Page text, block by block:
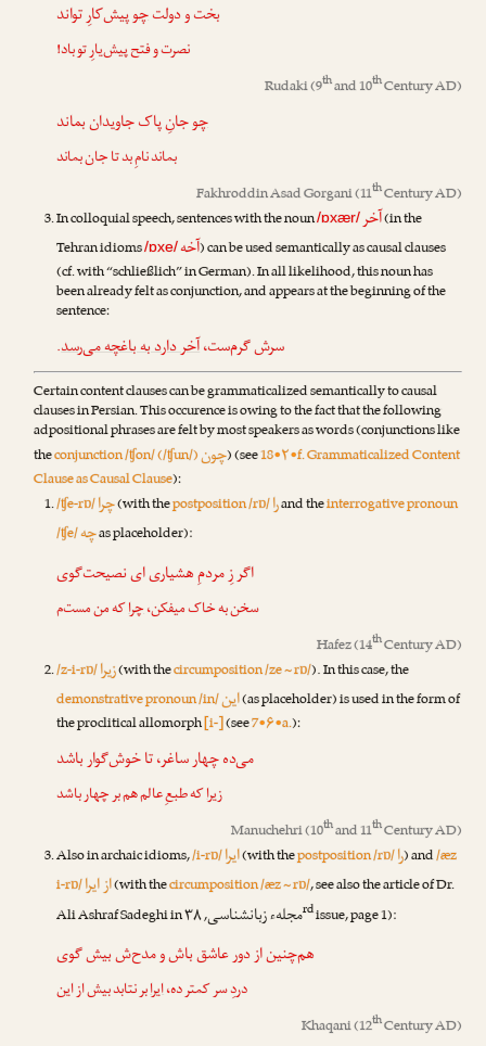
بخت و دولتچوپیش‌کارِ تواند
نصرت و فتح پیش‌یارِ تو باد!
Rudaki(9thand 10thCentury AD)
چوجانِ پاک جاویدان بماند
بماند نامِ بد تا جان بماند
Fakhroddin Asad Gorgani(11thCentury AD)
In colloquial speech, sentences with the noun/ɒxær/آخر(in the
Tehran idioms/ɒxe/آخه) can be used semantically as causal clauses
(cf. with “schließlich” in German). In all likelihood, this noun has
been already felt as conjunction, and appears at the beginning of the
sentence:
سرش گرم‌ست،آخر دارد به باغچه می‌رسد.
Certain content clauses can be grammaticalized semantically to causal
clauses in Persian. This occurence is owing to the fact that the following
adpositional phrases are felt by most speakers as words (conjunctions like
theconjunction /ʧon/ (/ʧun/)چون) (see18•۲•f. Grammaticalized Content
Clause as Causal Clause):
/ʧe-rɒ/چرا(with thepostposition /rɒ/راand theinterrogative pronoun
/ʧe/چهas placeholder):
اگر زِ مردمِ هشیاری ای نصیحت‌گوی
سخن به خاک میفکن،چراکه من مست‌م
Hafez(14thCentury AD)
/z-i-rɒ/زیرا(with thecircumposition /ze ~ rɒ/). In this case, the
demonstrative pronoun /in/این(as placeholder) is used in the form of
the proclitical allomorph[i-](see7•۶•a.):
می‌ده چهار ساغر، تا خوش‌گوار باشد
زیراکه طبعِ عالم هم بر چهار باشد
Manuchehri(10thand 11thCentury AD)
Also in archaic idioms,/i-rɒ/ایرا(with thepostposition /rɒ/را) and/æz
i-rɒ/از ایرا(with thecircumposition /æz ~ rɒ/, see also the article ofDr.
Ali Ashraf Sadeghiin مجلهء زبانشناسی, ۳۸ rdissue, page 1):
هم‌چنین از دور عاشق باش و مدح‌ش بیش گوی
دردِ سر کمتر ده،ایرابر نتابد بیش از این
Khaqani(12thCentury AD)